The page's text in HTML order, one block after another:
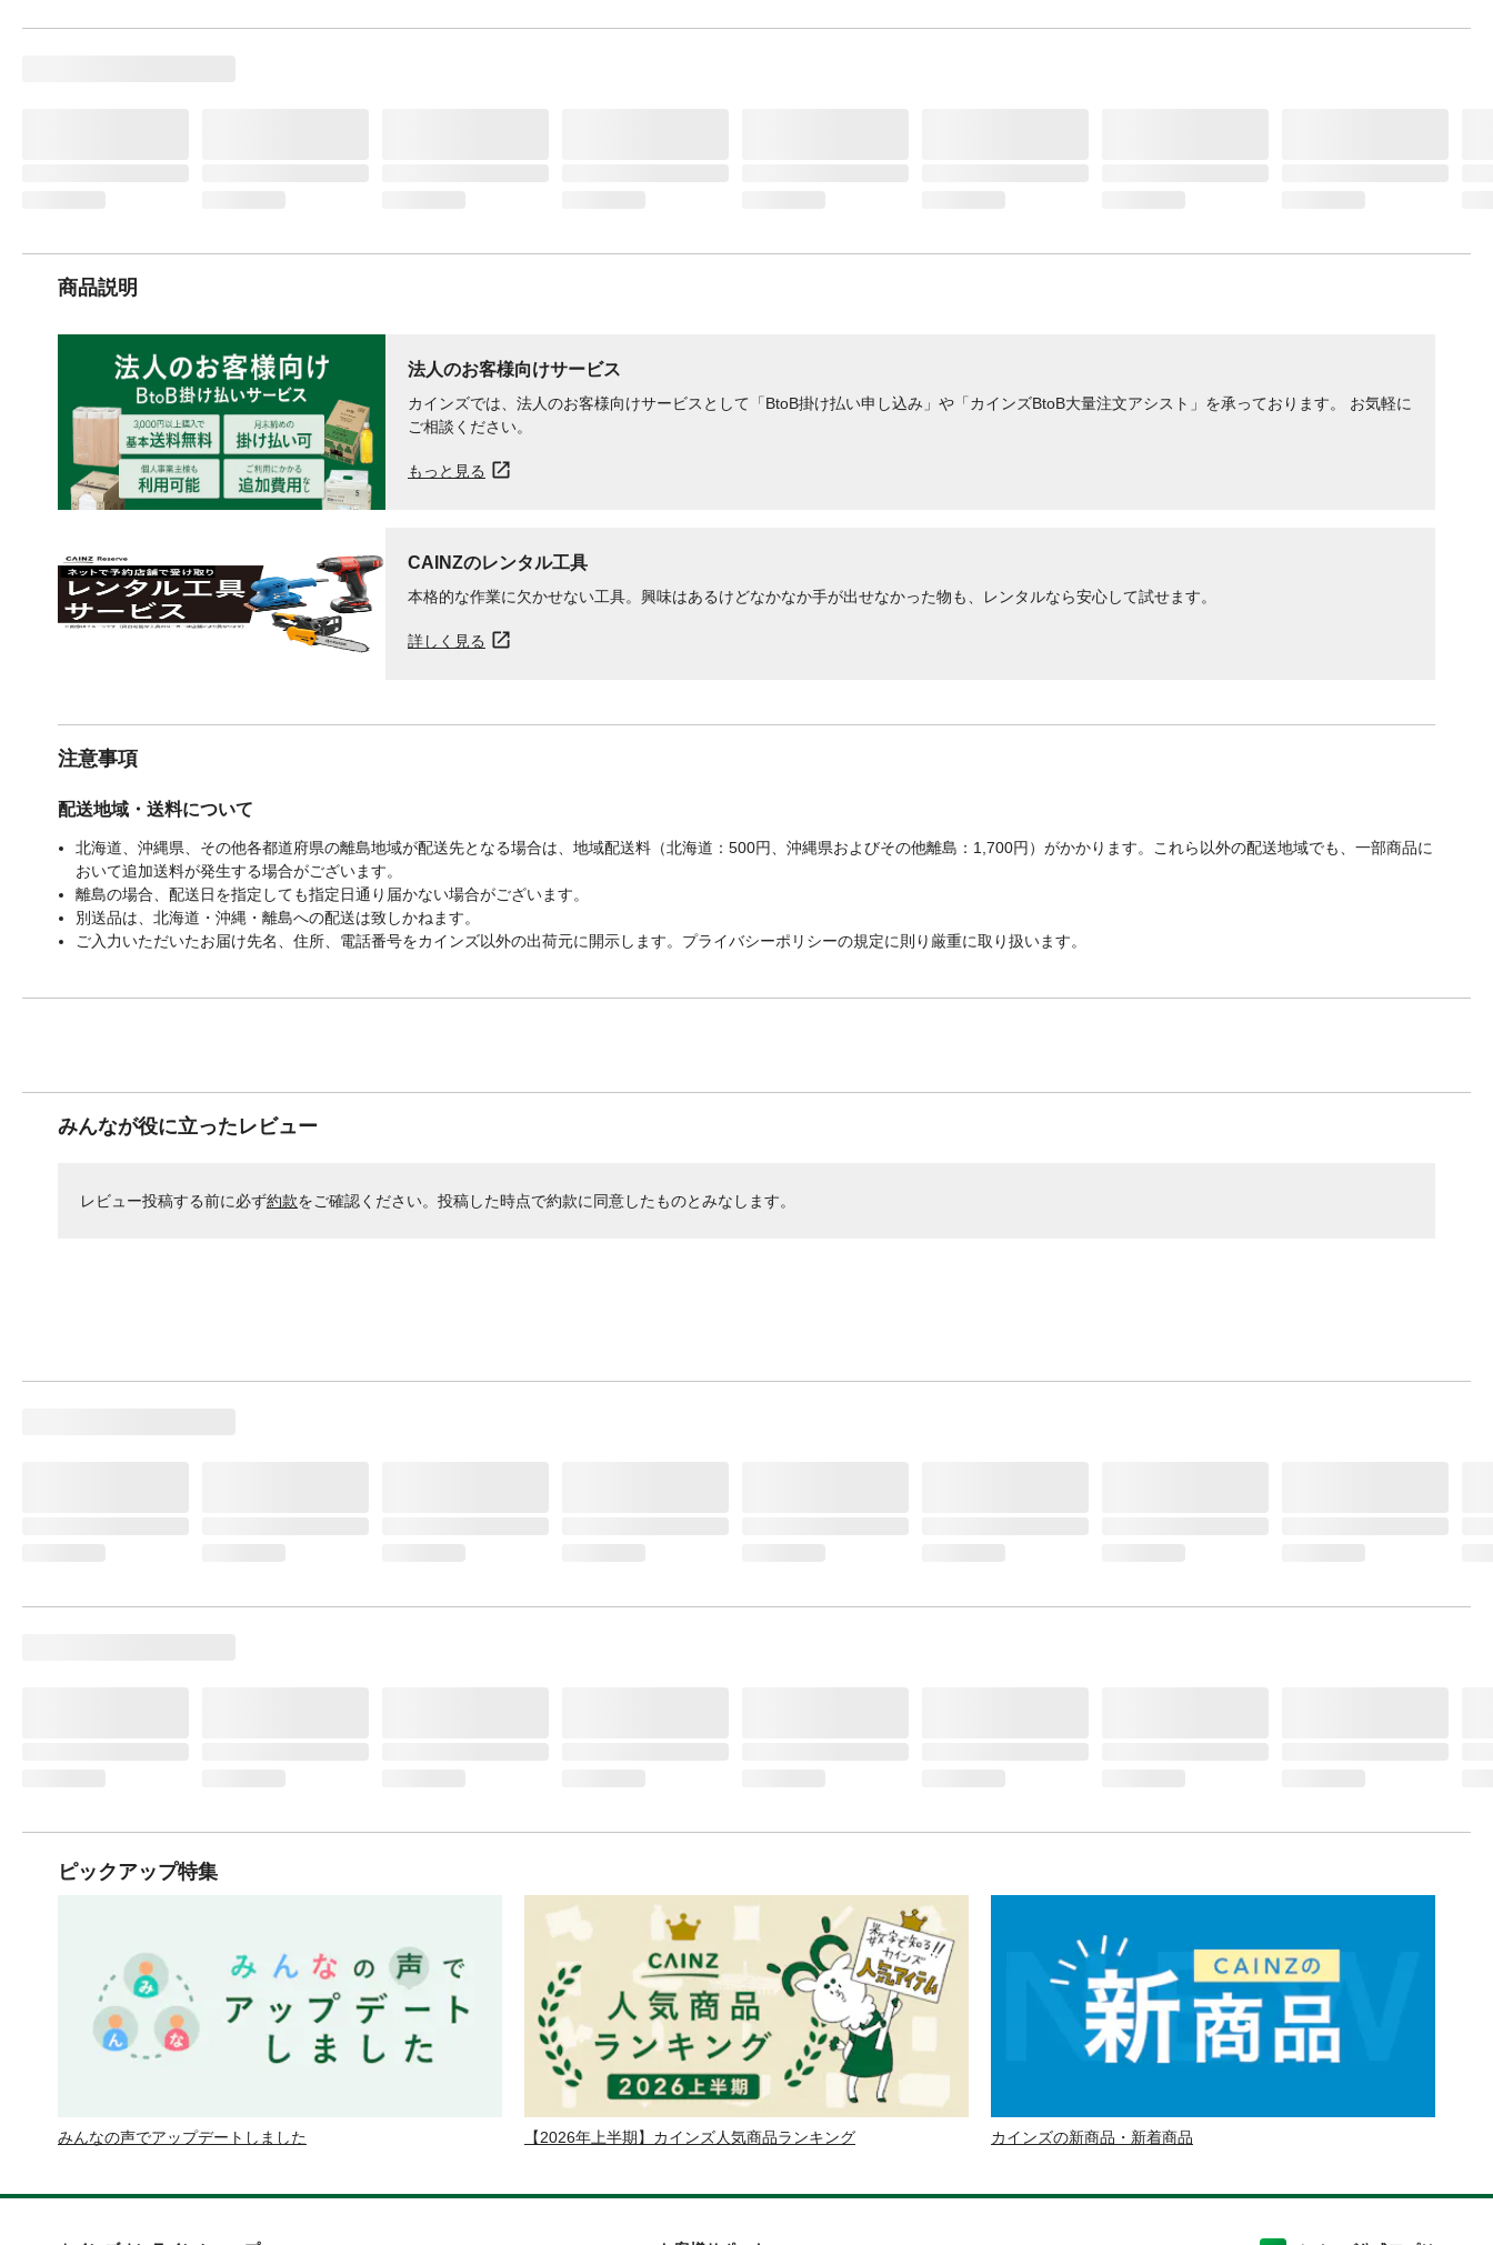
商品説明
法人のお客様向けサービス
カインズでは、法人のお客様向けサービスとして「BtoB掛け払い申し込み」や「カインズBtoB大量注文アシスト」を承っております。 お気軽に
ご相談ください。
もっと見る
CAINZのレンタル工具
本格的な作業に欠かせない工具。興味はあるけどなかなか手が出せなかった物も、レンタルなら安心して試せます。
詳しく見る
注意事項
配送地域・送料について
北海道、沖縄県、その他各都道府県の離島地域が配送先となる場合は、地域配送料（北海道：500円、沖縄県およびその他離島：1,700円）がかかります。これら以外の配送地域でも、一部商品に
おいて追加送料が発生する場合がございます。
離島の場合、配送日を指定しても指定日通り届かない場合がございます。
別送品は、北海道・沖縄・離島への配送は致しかねます。
ご入力いただいたお届け先名、住所、電話番号をカインズ以外の出荷元に開示します。プライバシーポリシーの規定に則り厳重に取り扱います。
みんなが役に立ったレビュー
レビュー投稿する前に必ず約款をご確認ください。投稿した時点で約款に同意したものとみなします。
ピックアップ特集
みんなの声でアップデートしました 【2026年上半期】カインズ人気商品ランキング カインズの新商品・新着商品